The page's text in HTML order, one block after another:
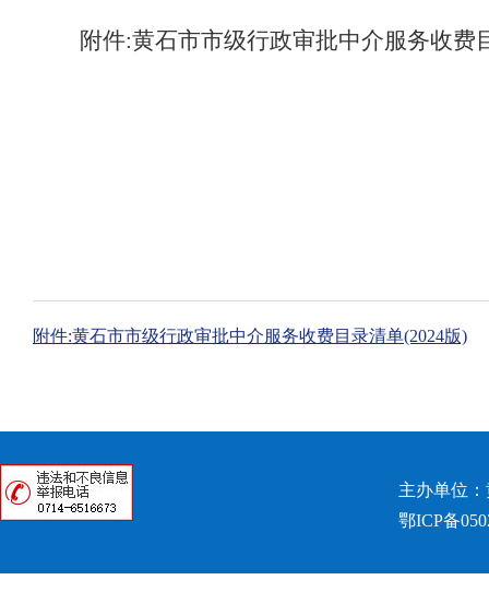
附件:黄石市市级行政审批中介服务收费
附件:黄石市市级行政审批中介服务收费目录清单(2024版)
主办单位
鄂ICP备